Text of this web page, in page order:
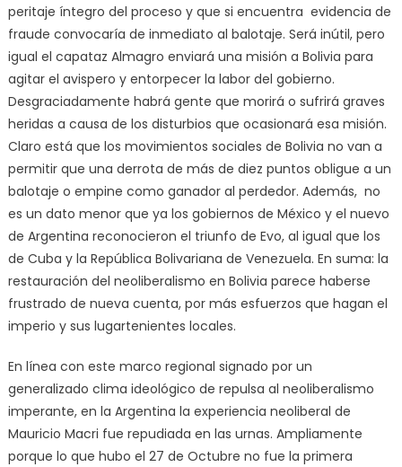
peritaje íntegro del proceso y que si encuentra evidencia de
fraude convocaría de inmediato al balotaje. Será inútil, pero
igual el capataz Almagro enviará una misión a Bolivia para
agitar el avispero y entorpecer la labor del gobierno.
Desgraciadamente habrá gente que morirá o sufrirá graves
heridas a causa de los disturbios que ocasionará esa misión.
Claro está que los movimientos sociales de Bolivia no van a
permitir que una derrota de más de diez puntos obligue a un
balotaje o empine como ganador al perdedor. Además, no
es un dato menor que ya los gobiernos de México y el nuevo
de Argentina reconocieron el triunfo de Evo, al igual que los
de Cuba y la República Bolivariana de Venezuela. En suma: la
restauración del neoliberalismo en Bolivia parece haberse
frustrado de nueva cuenta, por más esfuerzos que hagan el
imperio y sus lugartenientes locales.
En línea con este marco regional signado por un
generalizado clima ideológico de repulsa al neoliberalismo
imperante, en la Argentina la experiencia neoliberal de
Mauricio Macri fue repudiada en las urnas. Ampliamente
porque lo que hubo el 27 de Octubre no fue la primera